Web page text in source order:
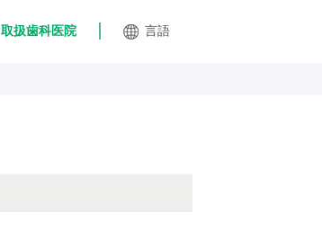
取扱歯科医院 言語